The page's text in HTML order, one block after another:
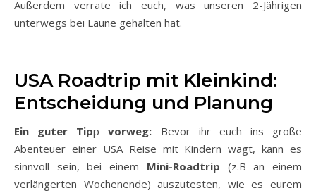
Außerdem verrate ich euch, was unseren 2-Jährigen
unterwegs bei Laune gehalten hat.
USA Roadtrip mit Kleinkind:
Entscheidung und Planung
Ein guter Tipp vorweg: Bevor ihr euch ins große
Abenteuer einer USA Reise mit Kindern wagt, kann es
sinnvoll sein, bei einem Mini-Roadtrip (z.B an einem
verlängerten Wochenende) auszutesten, wie es eurem